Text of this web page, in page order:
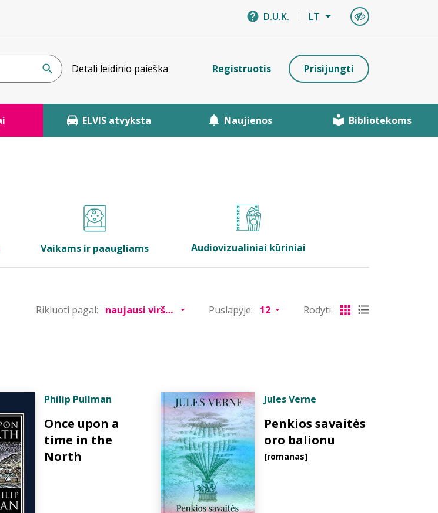
D.U.K. LT
Detali leidinio paieška Registruotis Prisijungti
ELVIS atvyksta Naujienos Bibliotekoms
Vaikams ir paaugliams Audiovizualiniai kūriniai
Rikiuoti pagal: Puslapyje: Rodyti:
Philip Pullman
Once upon a
time in the
North
Jules Verne
Penkios savaitės
oro balionu
[romanas]